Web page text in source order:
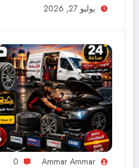
يوليو 27, 2026
Ammar Ammar
0